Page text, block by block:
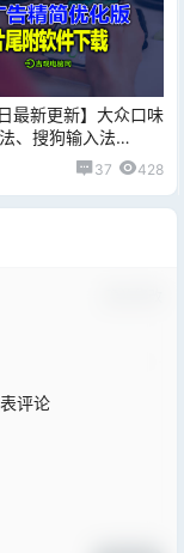
最新更新】大众口味
、搜狗输入法
去广告精简优化
37 428
评论